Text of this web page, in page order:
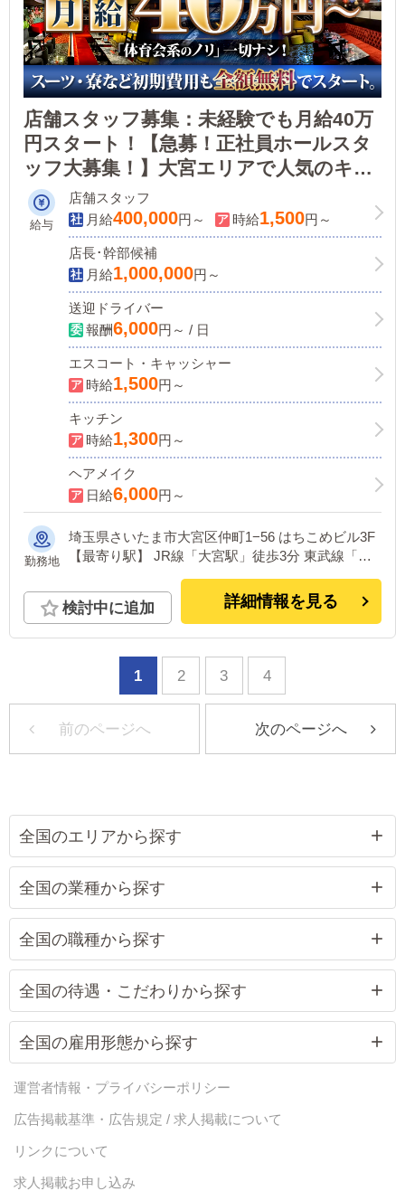
店舗スタッフ募集：未経験でも月給40万
円スタート！【急募！正社員ホールスタ
ッフ大募集！】大宮エリアで人気のキャ
バクラグループで働いてみませんか？
給与
店舗スタッフ
月給400,000円～ 時給1,500円～
店長･幹部候補
月給1,000,000円～
送迎ドライバー
報酬6,000円～ / 日
エスコート・キャッシャー
時給1,500円～
キッチン
時給1,300円～
ヘアメイク
日給6,000円～
勤務地
埼玉県さいたま市大宮区仲町1−56 はちこめビル3F
【最寄り駅】 JR線「大宮駅」徒歩3分 東武線「大
分
検討中に追加 詳細情報を見る
1 2 3 4
前のページへ 次のページへ
全国のエリアから探す
全国の業種から探す
全国の職種から探す
全国の待遇・こだわりから探す
全国の雇用形態から探す
運営者情報・プライバシーポリシー
広告掲載基準・広告規定 / 求人掲載について
リンクについて
求人掲載お申し込み